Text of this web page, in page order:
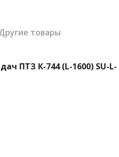
товары
ПТЗ К-744 (L-1600) SU-L-